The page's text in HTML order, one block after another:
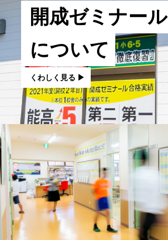
開成ゼミナール
について
くわしく見る ▶︎